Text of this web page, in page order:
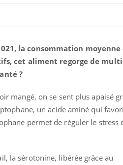
la consommation moyenne
cet aliment regorge de
?
mangé, on se sent plus apaisé
un acide aminé qui
permet de réguler le stress
la sérotonine, libérée grâce au
rendpatients comme parfois chez